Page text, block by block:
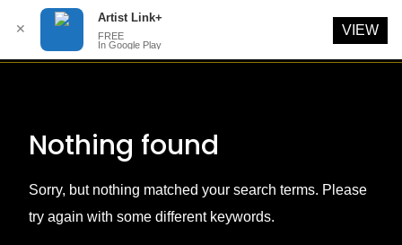
Nothing found
Sorry, but nothing matched your search terms. Please
try again with some different keywords.
✕
Artist Link+
FREE
In Google Play
VIEW